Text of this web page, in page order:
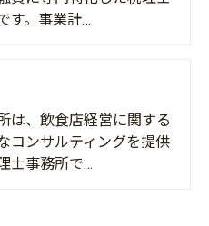
す。事業計…
は、飲食店経営に関する
コンサルティングを提供
士事務所で…